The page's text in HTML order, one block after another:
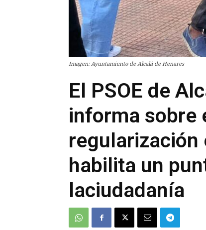
Imagen: Ayuntamiento de Alcalá de Henares
El PSOE de
informa sobre
regularización
habilita un
laciudadanía